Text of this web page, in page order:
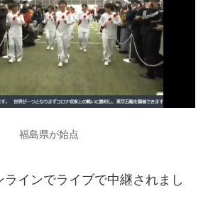
福島県が始点
インでライブで中継されまし